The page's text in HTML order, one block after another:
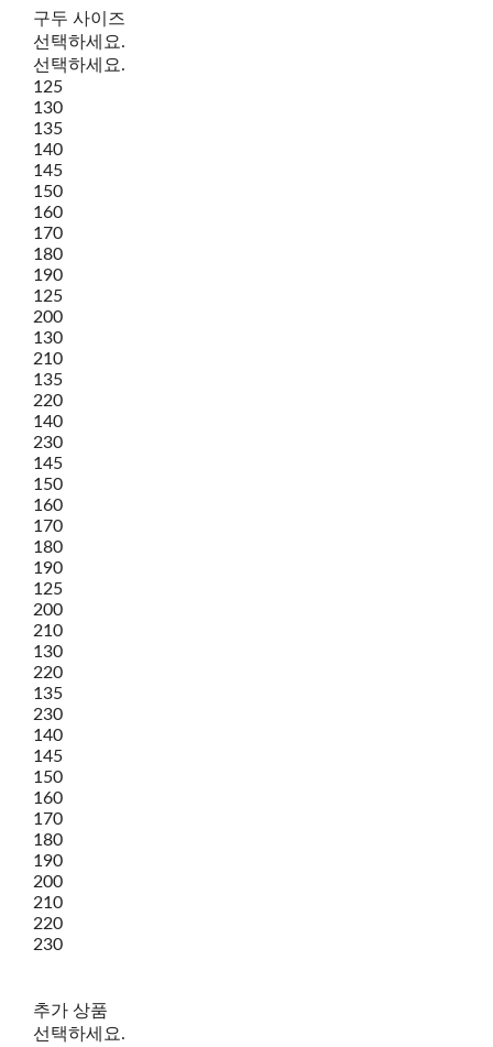
구두 사이즈
선택하세요.
선택하세요.
125
130
135
140
145
150
160
170
180
190
125
200
130
210
135
220
140
230
145
150
160
170
180
190
125
200
210
130
220
135
230
140
145
150
160
170
180
190
200
210
220
230
추가 상품
선택하세요.